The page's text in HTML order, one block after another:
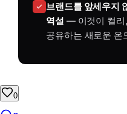
브랜드를 앞세우지
역설 — 이것이 컬리
공유하는 새로운 온
0